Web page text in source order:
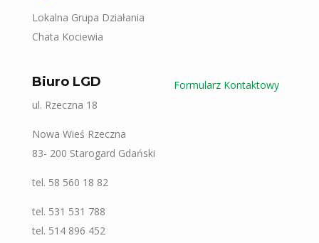
Lokalna Grupa Działania
Chata Kociewia
Biuro LGD
ul. Rzeczna 18
Nowa Wieś Rzeczna
83- 200 Starogard Gdański
tel. 58 560 18 82
tel. 531 531 788
tel. 514 896 452
Formularz Kontaktowy